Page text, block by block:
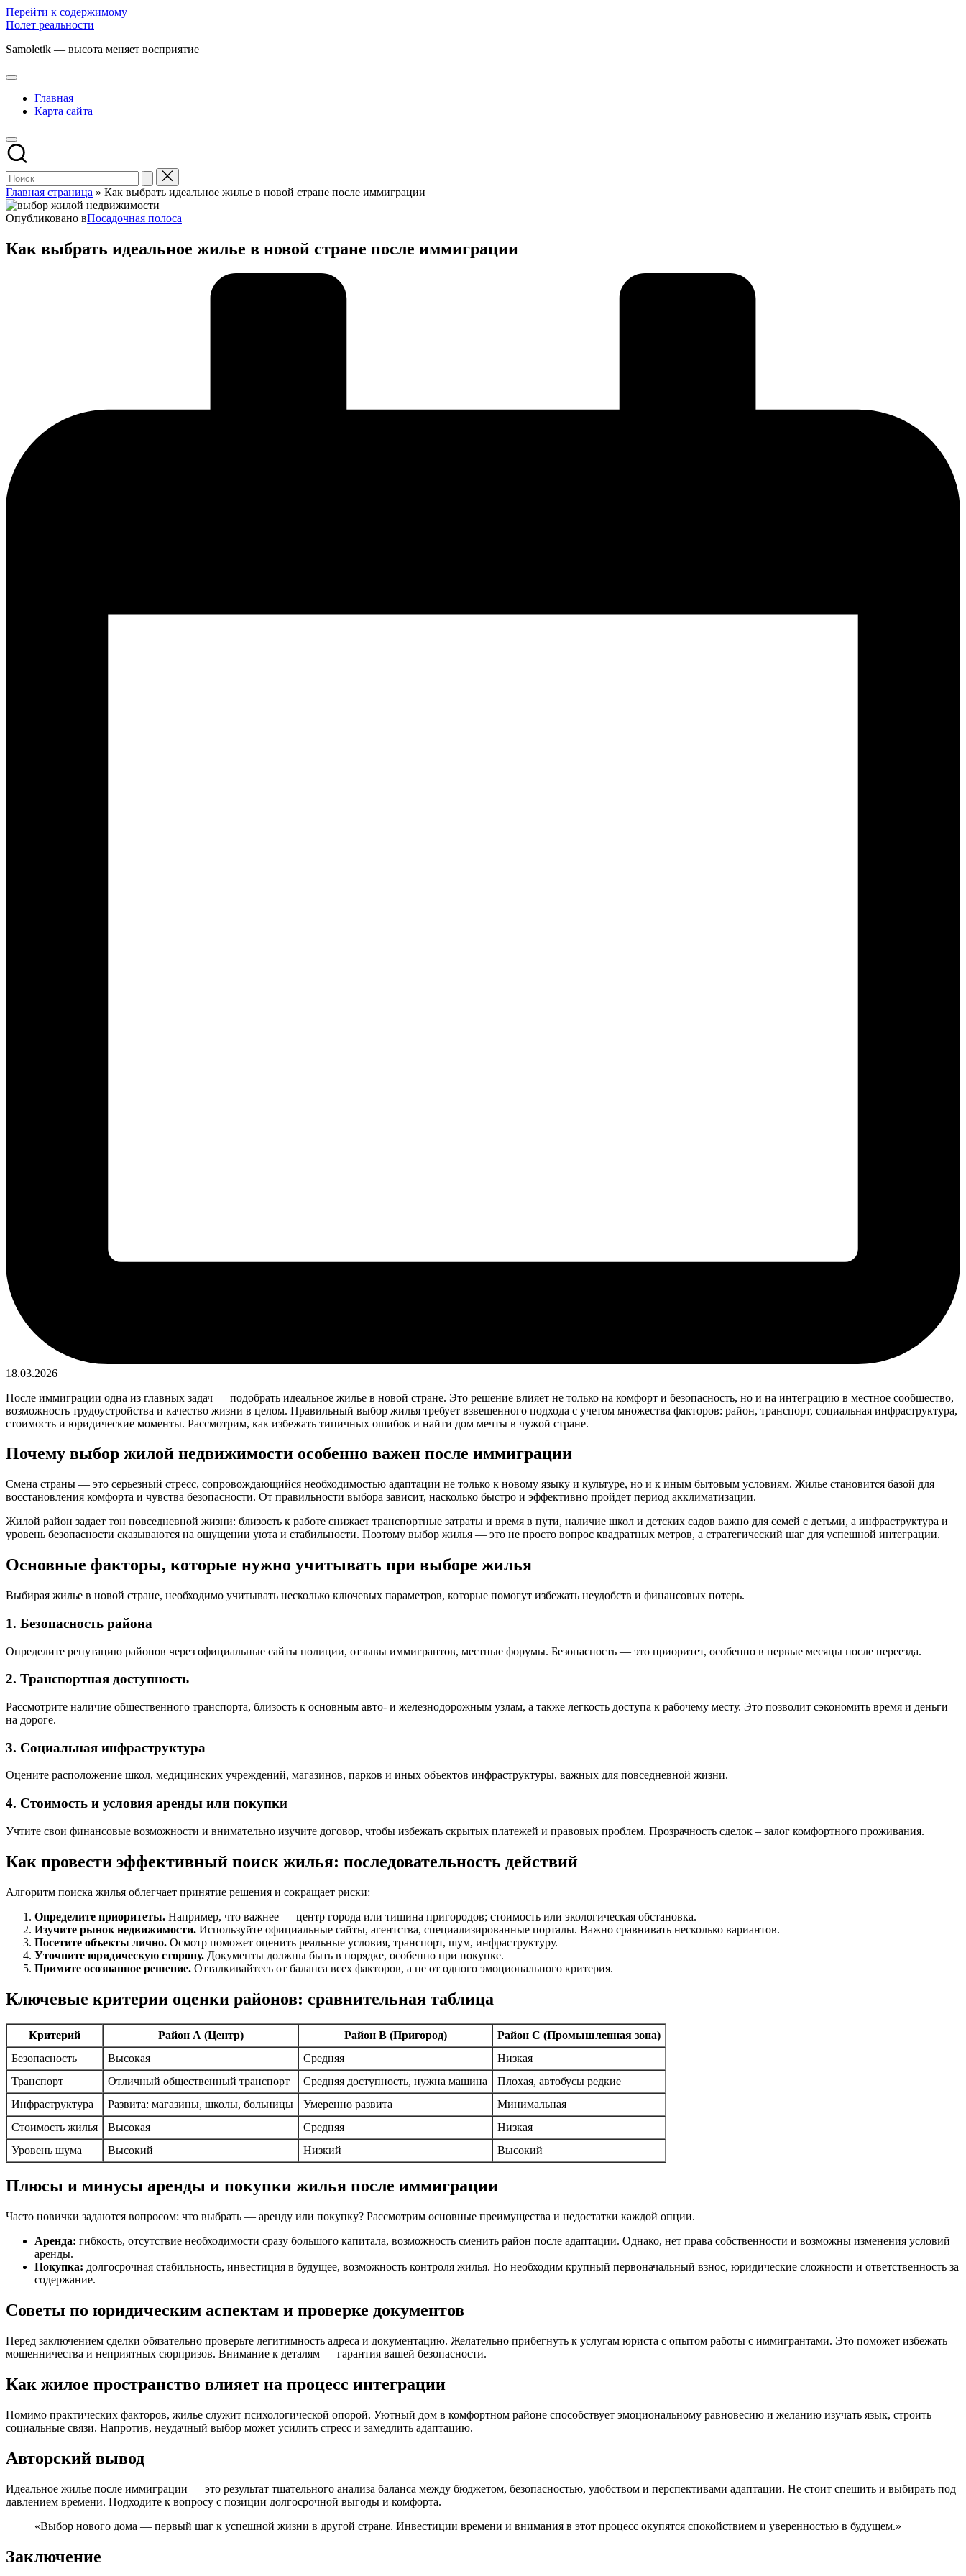
Перейти к содержимому
Полет реальности
Samoletik — высота меняет восприятие
Главная
Карта сайта
Главная страница » Как выбрать идеальное жилье в новой стране после иммиграции
Опубликовано вПосадочная полоса
Как выбрать идеальное жилье в новой стране после иммиграции
18.03.2026
После иммиграции одна из главных задач — подобрать идеальное жилье в новой стране. Это решение влияет не только на комфорт и безопасность, но и на интеграцию в местное сообщество,
возможность трудоустройства и качество жизни в целом. Правильный выбор жилья требует взвешенного подхода с учетом множества факторов: район, транспорт, социальная инфраструктура,
стоимость и юридические моменты. Рассмотрим, как избежать типичных ошибок и найти дом мечты в чужой стране.
Почему выбор жилой недвижимости особенно важен после иммиграции
Смена страны — это серьезный стресс, сопровождающийся необходимостью адаптации не только к новому языку и культуре, но и к иным бытовым условиям. Жилье становится базой для
восстановления комфорта и чувства безопасности. От правильности выбора зависит, насколько быстро и эффективно пройдет период акклиматизации.
Жилой район задает тон повседневной жизни: близость к работе снижает транспортные затраты и время в пути, наличие школ и детских садов важно для семей с детьми, а инфраструктура и
уровень безопасности сказываются на ощущении уюта и стабильности. Поэтому выбор жилья — это не просто вопрос квадратных метров, а стратегический шаг для успешной интеграции.
Основные факторы, которые нужно учитывать при выборе жилья
Выбирая жилье в новой стране, необходимо учитывать несколько ключевых параметров, которые помогут избежать неудобств и финансовых потерь.
1. Безопасность района
Определите репутацию районов через официальные сайты полиции, отзывы иммигрантов, местные форумы. Безопасность — это приоритет, особенно в первые месяцы после переезда.
2. Транспортная доступность
Рассмотрите наличие общественного транспорта, близость к основным авто- и железнодорожным узлам, а также легкость доступа к рабочему месту. Это позволит сэкономить время и деньги
на дороге.
3. Социальная инфраструктура
Оцените расположение школ, медицинских учреждений, магазинов, парков и иных объектов инфраструктуры, важных для повседневной жизни.
4. Стоимость и условия аренды или покупки
Учтите свои финансовые возможности и внимательно изучите договор, чтобы избежать скрытых платежей и правовых проблем. Прозрачность сделок – залог комфортного проживания.
Как провести эффективный поиск жилья: последовательность действий
Алгоритм поиска жилья облегчает принятие решения и сокращает риски:
Определите приоритеты. Например, что важнее — центр города или тишина пригородов; стоимость или экологическая обстановка.
Изучите рынок недвижимости. Используйте официальные сайты, агентства, специализированные порталы. Важно сравнивать несколько вариантов.
Посетите объекты лично. Осмотр поможет оценить реальные условия, транспорт, шум, инфраструктуру.
Уточните юридическую сторону. Документы должны быть в порядке, особенно при покупке.
Примите осознанное решение. Отталкивайтесь от баланса всех факторов, а не от одного эмоционального критерия.
Ключевые критерии оценки районов: сравнительная таблица
Критерий Район А (Центр) Район В (Пригород)
Район С (Промышленная зона)
Безопасность
Высокая Средняя
Низкая
Транспорт
Отличный общественный транспорт Средняя доступность, нужна машина
Плохая, автобусы редкие
Инфраструктура
Развита: магазины, школы, больницы Умеренно развита
Минимальная
Стоимость жилья
Высокая Средняя
Низкая
Уровень шума
Высокий Низкий Высокий
Плюсы и минусы аренды и покупки жилья после иммиграции
Часто новички задаются вопросом: что выбрать — аренду или покупку? Рассмотрим основные преимущества и недостатки каждой опции.
Аренда: гибкость, отсутствие необходимости сразу большого капитала, возможность сменить район после адаптации. Однако, нет права собственности и возможны изменения условий
аренды.
Покупка: долгосрочная стабильность, инвестиция в будущее, возможность контроля жилья. Но необходим крупный первоначальный взнос, юридические сложности и ответственность за
содержание.
Советы по юридическим аспектам и проверке документов
Перед заключением сделки обязательно проверьте легитимность адреса и документацию. Желательно прибегнуть к услугам юриста с опытом работы с иммигрантами. Это поможет избежать
мошенничества и неприятных сюрпризов. Внимание к деталям — гарантия вашей безопасности.
Как жилое пространство влияет на процесс интеграции
Помимо практических факторов, жилье служит психологической опорой. Уютный дом в комфортном районе способствует эмоциональному равновесию и желанию изучать язык, строить
социальные связи. Напротив, неудачный выбор может усилить стресс и замедлить адаптацию.
Авторский вывод
Идеальное жилье после иммиграции — это результат тщательного анализа баланса между бюджетом, безопасностью, удобством и перспективами адаптации. Не стоит спешить и выбирать под
давлением времени. Подходите к вопросу с позиции долгосрочной выгоды и комфорта.
«Выбор нового дома — первый шаг к успешной жизни в другой стране. Инвестиции времени и внимания в этот процесс окупятся спокойствием и уверенностью в будущем.»
Заключение